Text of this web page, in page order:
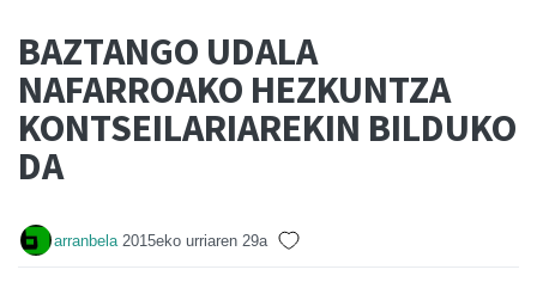
BAZTANGO UDALA
NAFARROAKO HEZKUNTZA
KONTSEILARIAREKIN BILDUKO
DA
arranbela 2015eko urriaren 29a